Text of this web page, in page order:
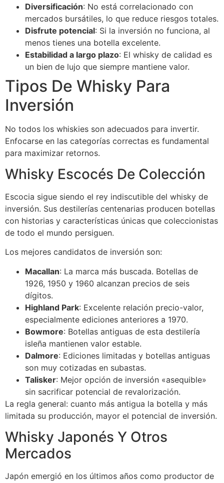
Diversificación: No está correlacionado con
mercados bursátiles, lo que reduce riesgos totales.
Disfrute potencial: Si la inversión no funciona, al
menos tienes una botella excelente.
Estabilidad a largo plazo: El whisky de calidad es
un bien de lujo que siempre mantiene valor.
Tipos De Whisky Para
Inversión
No todos los whiskies son adecuados para invertir.
Enfocarse en las categorías correctas es fundamental
para maximizar retornos.
Whisky Escocés De Colección
Escocia sigue siendo el rey indiscutible del whisky de
inversión. Sus destilerías centenarias producen botellas
con historias y características únicas que coleccionistas
de todo el mundo persiguen.
Los mejores candidatos de inversión son:
Macallan: La marca más buscada. Botellas de
1926, 1950 y 1960 alcanzan precios de seis
dígitos.
Highland Park: Excelente relación precio-valor,
especialmente ediciones anteriores a 1970.
Bowmore: Botellas antiguas de esta destilería
isleña mantienen valor estable.
Dalmore: Ediciones limitadas y botellas antiguas
son muy cotizadas en subastas.
Talisker: Mejor opción de inversión «asequible»
sin sacrificar potencial de revalorización.
La regla general: cuanto más antigua la botella y más
limitada su producción, mayor el potencial de inversión.
Whisky Japonés Y Otros
Mercados
Japón emergió en los últimos años como productor de